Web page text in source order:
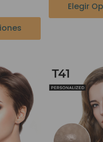
Elegir